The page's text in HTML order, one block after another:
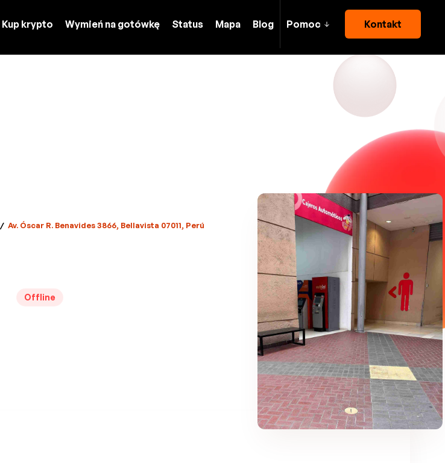
Kup krypto Wymień na gotówkę Status Mapa Blog Pomoc Kontakt
/ Av. Óscar R. Benavides 3866, Bellavista 07011, Perú
Offline